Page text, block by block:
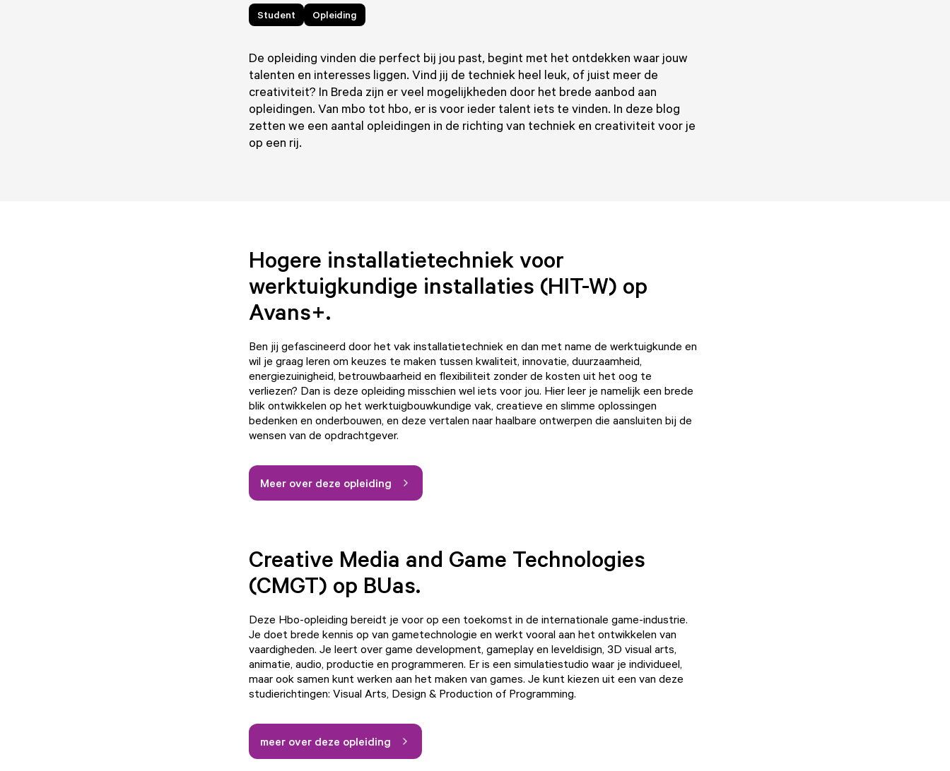
Student Opleiding
De opleiding vinden die perfect bij jou past, begint met het ontdekken waar jouw
talenten en interesses liggen. Vind jij de techniek heel leuk, of juist meer de
creativiteit? In Breda zijn er veel mogelijkheden door het brede aanbod aan
opleidingen. Van mbo tot hbo, er is voor ieder talent iets te vinden. In deze blog
zetten we een aantal opleidingen in de richting van techniek en creativiteit voor je
op een rij.
Hogere installatietechniek voor
werktuigkundige installaties (HIT-W) op
Avans+.
Ben jij gefascineerd door het vak installatietechniek en dan met name de werktuigkunde en
wil je graag leren om keuzes te maken tussen kwaliteit, innovatie, duurzaamheid,
energiezuinigheid, betrouwbaarheid en flexibiliteit zonder de kosten uit het oog te
verliezen? Dan is deze opleiding misschien wel iets voor jou. Hier leer je namelijk een brede
blik ontwikkelen op het werktuigbouwkundige vak, creatieve en slimme oplossingen
bedenken en onderbouwen, en deze vertalen naar haalbare ontwerpen die aansluiten bij de
wensen van de opdrachtgever.
Meer over deze opleiding
Creative Media and Game Technologies
(CMGT) op BUas.
Deze Hbo-opleiding bereidt je voor op een toekomst in de internationale game-industrie.
Je doet brede kennis op van gametechnologie en werkt vooral aan het ontwikkelen van
vaardigheden. Je leert over game development, gameplay en leveldisign, 3D visual arts,
animatie, audio, productie en programmeren. Er is een simulatiestudio waar je individueel,
maar ook samen kunt werken aan het maken van games. Je kunt kiezen uit een van deze
studierichtingen: Visual Arts, Design & Production of Programming.
meer over deze opleiding